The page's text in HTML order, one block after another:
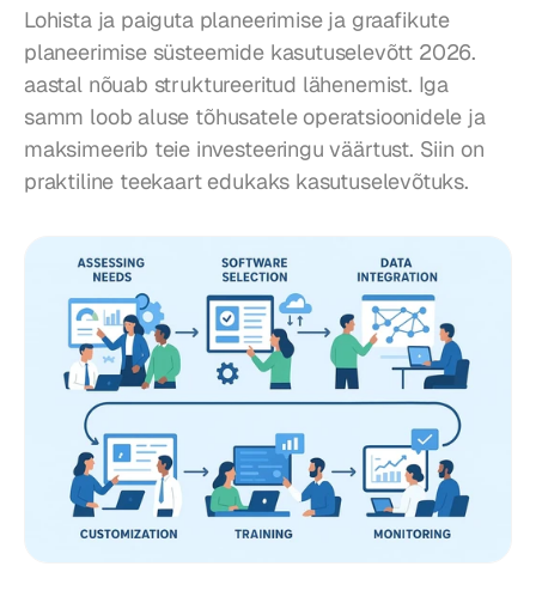
Lohista ja paiguta planeerimise ja graafikute
planeerimise süsteemide kasutuselevõtt 2026.
aastal nõuab struktureeritud lähenemist. Iga
samm loob aluse tõhusatele operatsioonidele ja
maksimeerib teie investeeringu väärtust. Siin on
praktiline teekaart edukaks kasutuselevõtuks.